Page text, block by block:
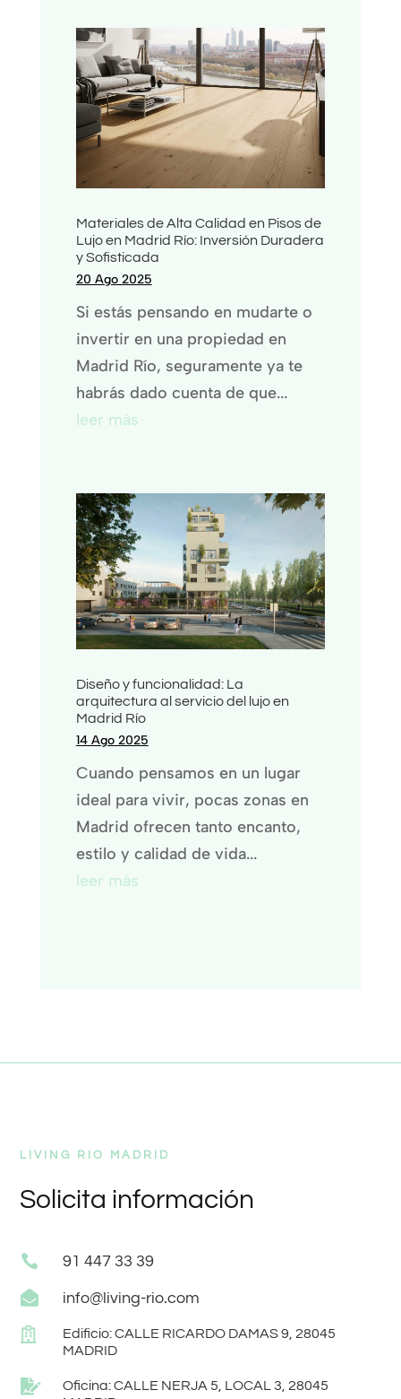
Materiales de Alta Calidad en Pisos de
Lujo en Madrid Río: Inversión Duradera
y Sofisticada
20 Ago 2025
Si estás pensando en mudarte o
invertir en una propiedad en
Madrid Río, seguramente ya te
habrás dado cuenta de que...
leer más
Diseño y funcionalidad: La
arquitectura al servicio del lujo en
Madrid Río
14 Ago 2025
Cuando pensamos en un lugar
ideal para vivir, pocas zonas en
Madrid ofrecen tanto encanto,
estilo y calidad de vida...
leer más
LIVING RIO MADRID
Solicita información
 91 447 33 39
 info@living-rio.com

Edificio: CALLE RICARDO DAMAS 9, 28045
MADRID

Oficina: CALLE NERJA 5, LOCAL 3, 28045